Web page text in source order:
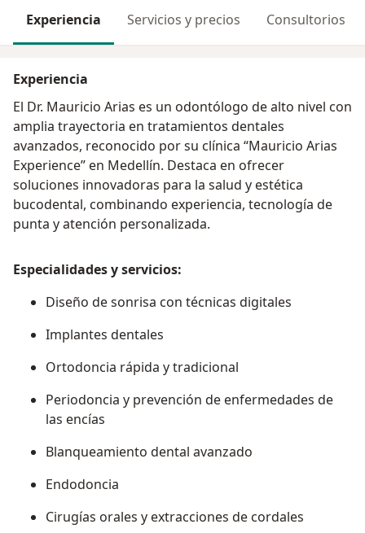
Experiencia Servicios y precios Consultorios
Experiencia
El Dr. Mauricio Arias es un odontólogo de alto nivel con
amplia trayectoria en tratamientos dentales
avanzados, reconocido por su clínica “Mauricio Arias
Experience” en Medellín. Destaca en ofrecer
soluciones innovadoras para la salud y estética
bucodental, combinando experiencia, tecnología de
punta y atención personalizada.
Especialidades y servicios:
Diseño de sonrisa con técnicas digitales
Implantes dentales
Ortodoncia rápida y tradicional
Periodoncia y prevención de enfermedades de
las encías
Blanqueamiento dental avanzado
Endodoncia
Cirugías orales y extracciones de cordales